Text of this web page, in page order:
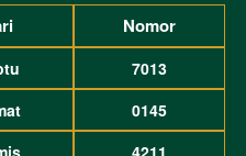
Nomor
7013
0145
4211